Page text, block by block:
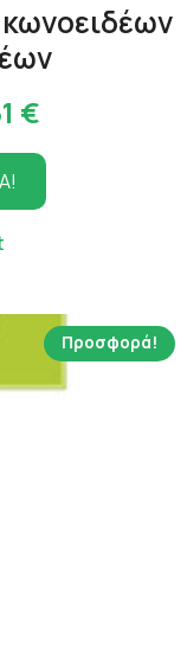
€.
€Η
τρέχουσα
τιμή
Προσφορά!